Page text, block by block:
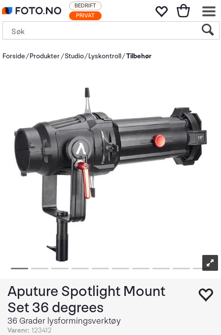
PRIVAT
BEDRIFT
Forside Produkter Studio Lyskontroll Tilbehør
Aputure Spotlight Mount
Set 36 degrees
36 Grader lysformingsverktøy
Varenr: 123412